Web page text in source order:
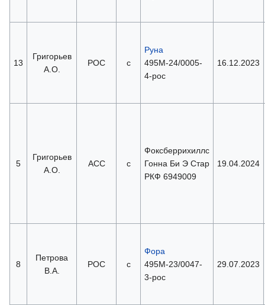
13
Григорьев
А.О.
РОС с
Руна
495М-24/0005-
4-рос
16.12.2023
5
Григорьев
А.О.
АСС с
Фоксберрихиллс
Гонна Би Э Стар
РКФ 6949009
19.04.2024
8
Петрова
В.А.
РОС с
Фора
495М-23/0047-
3-рос
29.07.2023